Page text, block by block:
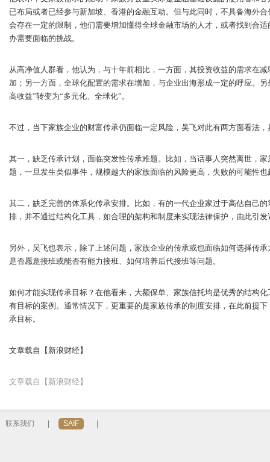
已布局或者已经参与新加坡、香港的金融互动。但与此同时，不具备海外
会存在一定的限制，他们需要增加懂得全球金融市场的人才，或者找到合
办需要面临的挑战。
从高净值人群看，他认为，与十年前相比，一方面，其投资收益的需求在
加；另一方面，全球化配置的需求在增加，与企业出海形成一定的呼应。
高收益”转变为“多元化、全球化”。
不过，当下家族企业的财富传承仍面临一定风险，吴飞对此有两方面看法，
其一，缺乏传承计划，面临突发性传承难题。比如，当话事人突然离世，
题，一旦发生类似事件，规模越大的家族面临的风险更高，失败的可能性也
其二，缺乏完善的体系化传承安排。比如，有的一代企业家过于高估自己
排，并不通过结构化工具，如合理的架构和制度来实现法律保护，由此引发
另外，吴飞也表示，除了上述问题，家族企业的传承或也面临如何选择传
是否愿意接班或能否有能力接班、如何培养后代接班等问题。
如何才能实现传承目标？在他看来，大额保单、家族信托均是优秀的结构
有目标的案例。通常情况下，更重要的是家族传承的制度安排，在此前提
承目标。
文章载自【新浪财经】
文章载自【新浪财经】
联系我们 SAIF